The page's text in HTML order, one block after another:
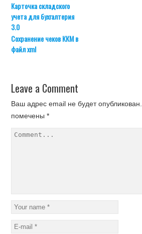
Карточка складского
учета для бухгалтерия
3.0
Сохранение чеков ККМ в
файл xml
Leave a Comment
Ваш адрес email не будет опубликован.
помечены*